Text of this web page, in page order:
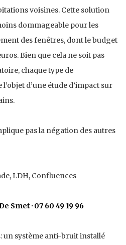
voisines. Cette solution
dommageable pour les
des fenêtres, dont le budget
Bien que cela ne soit pas
chaque type de
d’une étude d’impact sur
pas la négation des autres
LDH, Confluences
Smet · 07 60 49 19 96
un système anti-bruit installé